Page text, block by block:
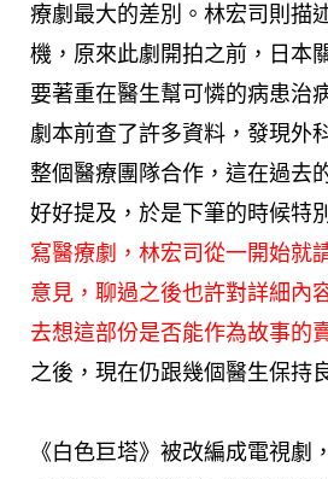
療劇最大的差別。林宏司則描
機，原來此劇開拍之前，日本
要著重在醫生幫可憐的病患治
劇本前查了許多資料，發現外
整個醫療團隊合作，這在過去
好好提及，於是下筆的時候特
寫醫療劇，林宏司從一開始就
意見，聊過之後也許對詳細內
去想這部份是否能作為故事的
之後，現在仍跟幾個醫生保持
《白色巨塔》被改編成電視劇